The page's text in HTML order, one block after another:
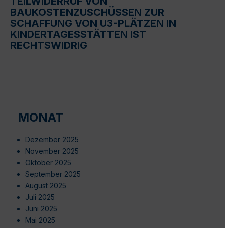
BAUKOSTENZUSCHÜSSEN ZUR
SCHAFFUNG VON U3-PLÄTZEN IN
KINDERTAGESSTÄTTEN IST
RECHTSWIDRIG
MONAT
Dezember 2025
November 2025
Oktober 2025
September 2025
August 2025
Juli 2025
Juni 2025
Mai 2025